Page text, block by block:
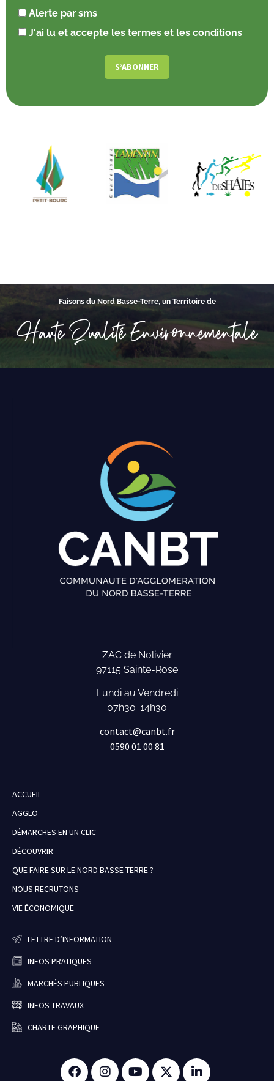
Alerte par sms
J'ai lu et accepte les termes et les conditions
Faisons du Nord Basse-Terre, un Territoire de
Haute Qualité Environnementale
ZAC de Nolivier
97115 Sainte-Rose
Lundi au Vendredi
07h30-14h30
contact@canbt.fr
0590 01 00 81
ACCUEIL
AGGLO
DÉMARCHES EN UN CLIC
DÉCOUVRIR
QUE FAIRE SUR LE NORD BASSE-TERRE ?
NOUS RECRUTONS
VIE ÉCONOMIQUE
LETTRE D’INFORMATION
INFOS PRATIQUES
MARCHÉS PUBLIQUES
INFOS TRAVAUX
CHARTE GRAPHIQUE